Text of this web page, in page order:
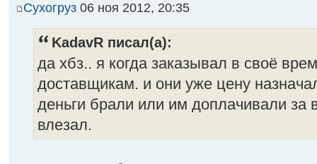
Сухогруз 06 ноя 2012, 20:35
KadavR писал(а):
да хбз.. я когда заказывал в своё
доставщикам. и они уже цену
деньги брали или им доплачивали за
влезал.